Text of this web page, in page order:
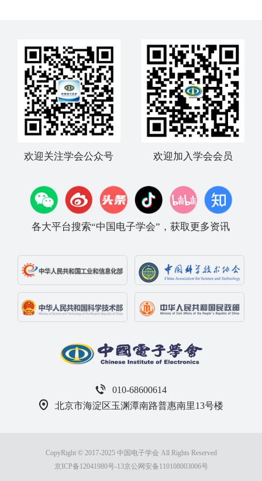
欢迎关注学会公众号 欢迎加入学会会员
各大平台搜索“中国电子学会”，获取更多资讯
010-68600614
北京市海淀区玉渊潭南路普惠南里13号楼
CopyRight © 2017-2025 中国电子学会 All Rights Reserved
京ICP备12041980号-13京公网安备110108003006号